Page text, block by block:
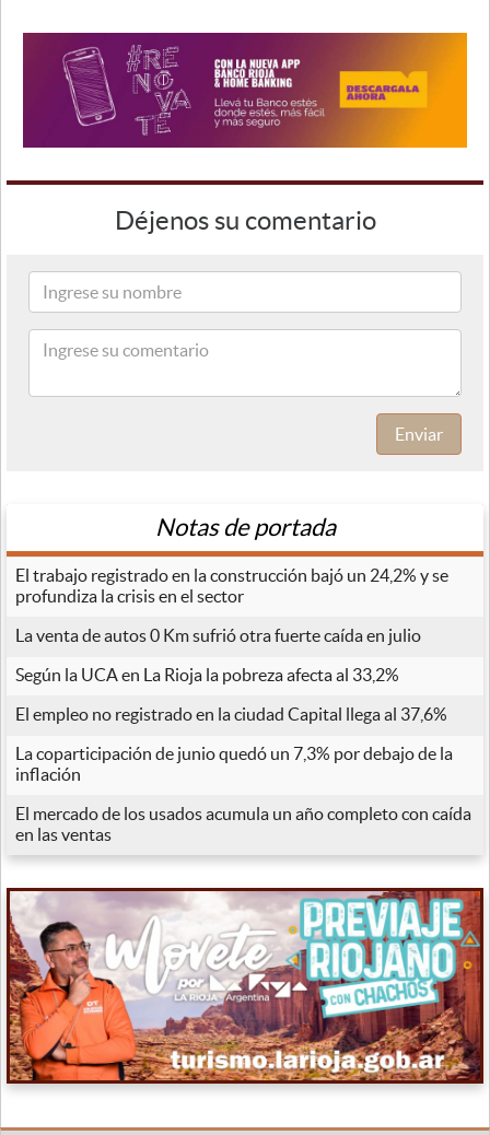
Déjenos su comentario
Enviar
Notas de portada
El trabajo registrado en la construcción bajó un 24,2% y se
profundiza la crisis en el sector
La venta de autos 0 Km sufrió otra fuerte caída en julio
Según la UCA en La Rioja la pobreza afecta al 33,2%
El empleo no registrado en la ciudad Capital llega al 37,6%
La coparticipación de junio quedó un 7,3% por debajo de la
inflación
El mercado de los usados acumula un año completo con caída
en las ventas